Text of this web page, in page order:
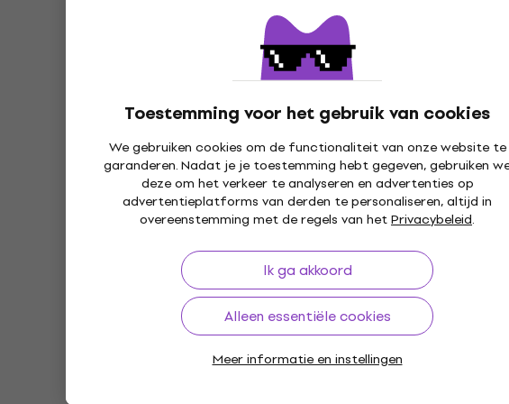
Toestemming voor het gebruik van cookies
We gebruiken cookies om de functionaliteit van onze website te
garanderen. Nadat je je toestemming hebt gegeven, gebruiken
deze om het verkeer te analyseren en advertenties op
advertentieplatforms van derden te personaliseren, altijd in
overeenstemming met de regels van hetPrivacybeleid.
Ik ga akkoord
Alleen essentiële cookies
Meer informatie en instellingen